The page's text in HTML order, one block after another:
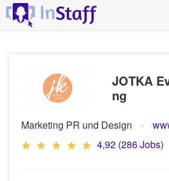
JOTKA
ng
Marketing PR und Design
4,92 (286 Jobs)